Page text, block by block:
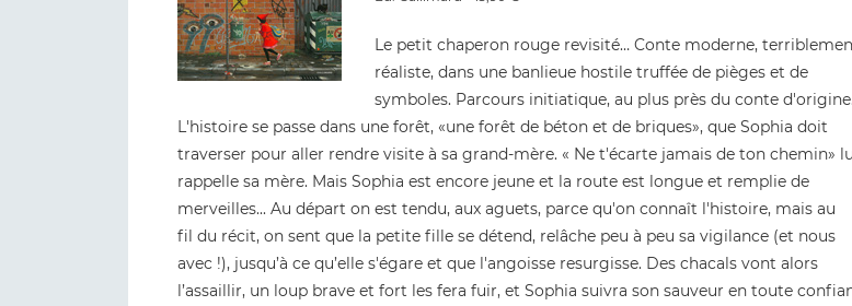
Le petit chaperon rouge revisité… Conte moderne,
réaliste, dans une banlieue hostile truffée de pièges et de
symboles. Parcours initiatique, au plus près du conte d'origine.
L'histoire se passe dans une forêt, «une forêt de béton et de briques», que Sophia doit
traverser pour aller rendre visite à sa grand-mère. « Ne t'écarte jamais de ton chemin»
rappelle sa mère. Mais Sophia est encore jeune et la route est longue et remplie de
merveilles... Au départ on est tendu, aux aguets, parce qu'on connaît l'histoire, mais au
fil du récit, on sent que la petite fille se détend, relâche peu à peu sa vigilance (et nous
avec !), jusqu’à ce qu’elle s'égare et que l'angoisse resurgisse. Des chacals vont alors
l’assaillir, un loup brave et fort les fera fuir, et Sophia suivra son sauveur en toute